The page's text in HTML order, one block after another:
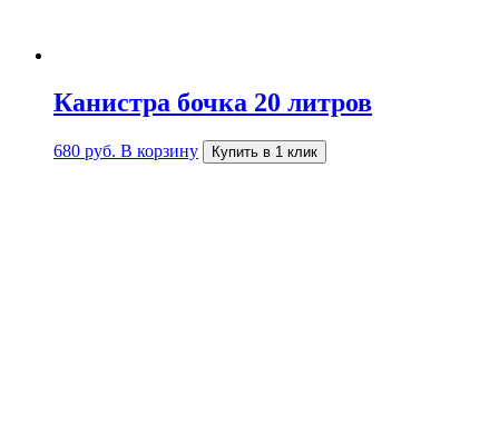
Канистра бочка 20 литров
680 руб. В корзину Купить в 1 клик